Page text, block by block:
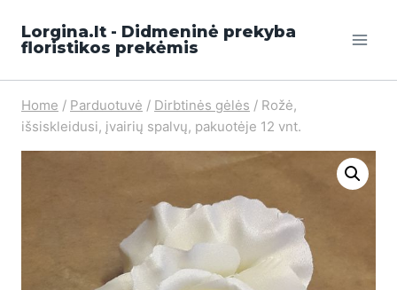
Lorgina.lt - Didmeninė prekyba
floristikos prekėmis
Home / Parduotuvė / Dirbtinės gėlės / Rožė,
išsiskleidusi, įvairių spalvų, pakuotėje 12 vnt.